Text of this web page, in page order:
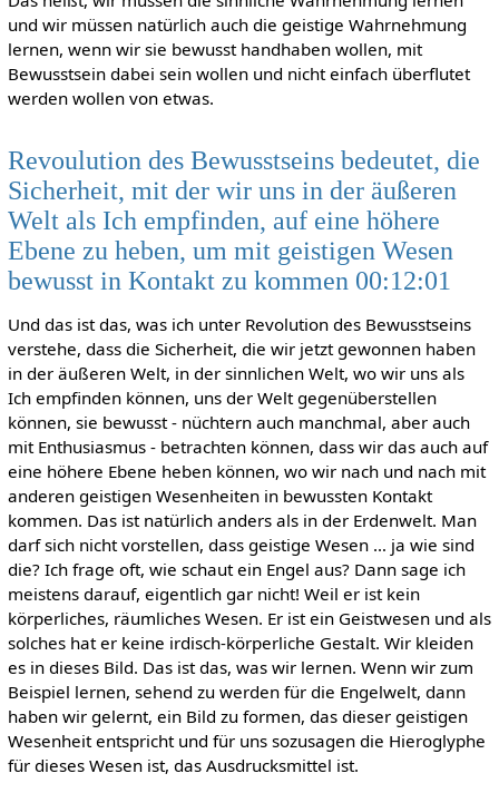
und wir müssen natürlich auch die geistige Wahrnehmung
lernen, wenn wir sie bewusst handhaben wollen, mit
Bewusstsein dabei sein wollen und nicht einfach überflutet
werden wollen von etwas.
Revoulution des Bewusstseins bedeutet, die
Sicherheit, mit der wir uns in der äußeren
Welt als Ich empfinden, auf eine höhere
Ebene zu heben, um mit geistigen Wesen
bewusst in Kontakt zu kommen 00:12:01
Und das ist das, was ich unter Revolution des Bewusstseins
verstehe, dass die Sicherheit, die wir jetzt gewonnen haben
in der äußeren Welt, in der sinnlichen Welt, wo wir uns als
Ich empfinden können, uns der Welt gegenüberstellen
können, sie bewusst - nüchtern auch manchmal, aber auch
mit Enthusiasmus - betrachten können, dass wir das auch auf
eine höhere Ebene heben können, wo wir nach und nach mit
anderen geistigen Wesenheiten in bewussten Kontakt
kommen. Das ist natürlich anders als in der Erdenwelt. Man
darf sich nicht vorstellen, dass geistige Wesen … ja wie sind
die? Ich frage oft, wie schaut ein Engel aus? Dann sage ich
meistens darauf, eigentlich gar nicht! Weil er ist kein
körperliches, räumliches Wesen. Er ist ein Geistwesen und als
solches hat er keine irdisch-körperliche Gestalt. Wir kleiden
es in dieses Bild. Das ist das, was wir lernen. Wenn wir zum
Beispiel lernen, sehend zu werden für die Engelwelt, dann
haben wir gelernt, ein Bild zu formen, das dieser geistigen
Wesenheit entspricht und für uns sozusagen die Hieroglyphe
für dieses Wesen ist, das Ausdrucksmittel ist.